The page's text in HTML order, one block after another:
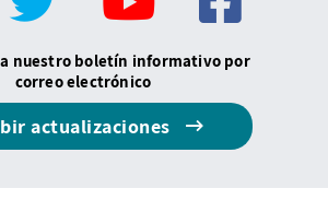
a nuestro boletín informativo por
correo electrónico
actualizaciones